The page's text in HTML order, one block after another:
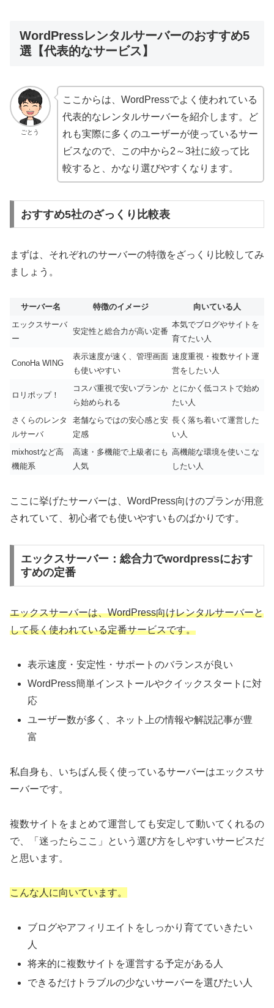
WordPressレンタルサーバーのおすすめ5
選【代表的なサービス】
ごとう
ここからは、WordPressでよく使われている
代表的なレンタルサーバーを紹介します。ど
れも実際に多くのユーザーが使っているサー
ビスなので、この中から2～3社に絞って比
較すると、かなり選びやすくなります。
おすすめ5社のざっくり比較表
まずは、それぞれのサーバーの特徴をざっくり比較してみ
ましょう。
サーバー名 特徴のイメージ
向いている人
エックスサーバ
ー
安定性と総合力が高い定番
本気でブログやサイトを
育てたい人
ConoHa WING
表示速度が速く、管理画面
も使いやすい
速度重視・複数サイト運
営をしたい人
ロリポップ！
コスパ重視で安いプランか
ら始められる
とにかく低コストで始め
たい人
さくらのレンタ
ルサーバ
老舗ならではの安心感と安
定感
長く落ち着いて運営した
い人
mixhostなど高
機能系
高速・多機能で上級者にも
人気
高機能な環境を使いこな
したい人
ここに挙げたサーバーは、WordPress向けのプランが用意
されていて、初心者でも使いやすいものばかりです。
エックスサーバー：総合力でwordpressにおす
すめの定番
エックスサーバーは、WordPress向けレンタルサーバーと
して長く使われている定番サービスです。
表示速度・安定性・サポートのバランスが良い
WordPress簡単インストールやクイックスタートに対
応
ユーザー数が多く、ネット上の情報や解説記事が豊
富
私自身も、いちばん長く使っているサーバーはエックスサ
ーバーです。
複数サイトをまとめて運営しても安定して動いてくれるの
で、「迷ったらここ」という選び方をしやすいサービスだ
と思います。
こんな人に向いています。
ブログやアフィリエイトをしっかり育てていきたい
人
将来的に複数サイトを運営する予定がある人
できるだけトラブルの少ないサーバーを選びたい人